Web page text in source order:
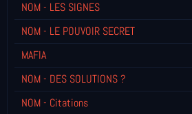
NOM - LES SIGNES
NOM - LE POUVOIR SECRET
MAFIA
NOM - DES SOLUTIONS ?
NOM - Citations